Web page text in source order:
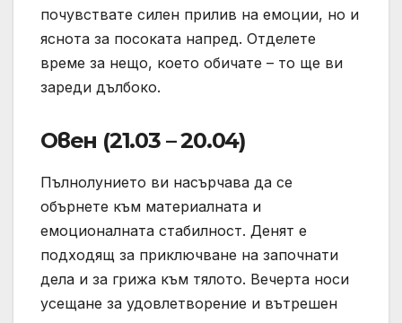
почувствате силен прилив на емоции, но и
яснота за посоката напред. Отделете
време за нещо, което обичате – то ще ви
зареди дълбоко.
Овен (21.03 – 20.04)
Пълнолунието ви насърчава да се
обърнете към материалната и
емоционалната стабилност. Денят е
подходящ за приключване на започнати
дела и за грижа към тялото. Вечерта носи
усещане за удовлетворение и вътрешен